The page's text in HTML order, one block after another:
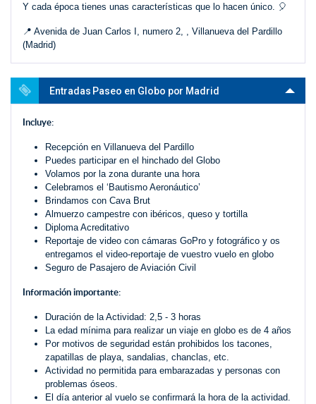
Y cada época tienes unas características que lo hacen único. 🎈
📍 Avenida de Juan Carlos I, numero 2, , Villanueva del Pardillo
(Madrid)
Entradas Paseo en Globo por Madrid
Incluye:
Recepción en Villanueva del Pardillo
Puedes participar en el hinchado del Globo
Volamos por la zona durante una hora
Celebramos el ‘Bautismo Aeronáutico’
Brindamos con Cava Brut
Almuerzo campestre con ibéricos, queso y tortilla
Diploma Acreditativo
Reportaje de video con cámaras GoPro y fotográfico y os
entregamos el video-reportaje de vuestro vuelo en globo
Seguro de Pasajero de Aviación Civil
Información importante:
Duración de la Actividad: 2,5 - 3 horas
La edad mínima para realizar un viaje en globo es de 4 años
Por motivos de seguridad están prohibidos los tacones,
zapatillas de playa, sandalias, chanclas, etc.
Actividad no permitida para embarazadas y personas con
problemas óseos.
El día anterior al vuelo se confirmará la hora de la actividad.